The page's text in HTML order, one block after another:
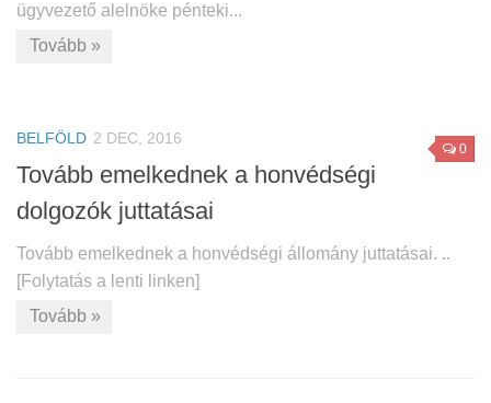
ügyvezető alelnöke pénteki...
Tovább »
0
BELFÖLD 2 DEC, 2016
Tovább emelkednek a honvédségi
dolgozók juttatásai
Tovább emelkednek a honvédségi állomány juttatásai. ..
[Folytatás a lenti linken]
Tovább »